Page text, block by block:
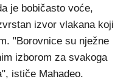
je bobičasto voće,
izvor vlakana koji
"Borovnice su nježne
izborom za svakoga
ističe Mahadeo.